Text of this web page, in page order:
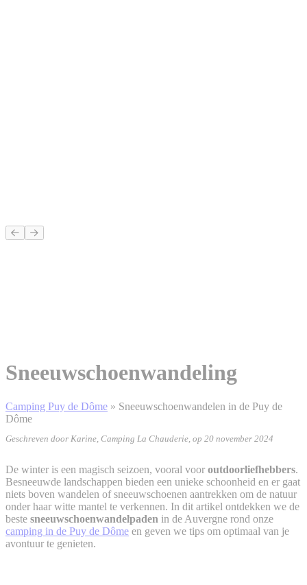
Sneeuwschoenwandeling
Camping Puy de Dôme » Sneeuwschoenwandelen in de Puy de
Dôme
Geschreven door Karine, Camping La Chauderie, op 20 november 2024
De winter is een magisch seizoen, vooral voor outdoorliefhebbers.
Besneeuwde landschappen bieden een unieke schoonheid en er gaat
niets boven wandelen of sneeuwschoenen aantrekken om de natuur
onder haar witte mantel te verkennen. In dit artikel ontdekken we de
beste sneeuwschoenwandelpaden in de Auvergne rond onze
camping in de Puy de Dôme en geven we tips om optimaal van je
avontuur te genieten.